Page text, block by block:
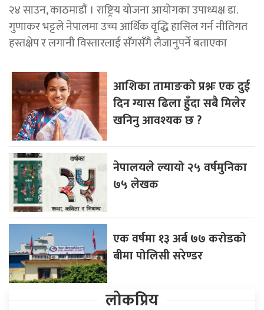
२४ साउन, काठमाडाैं । राष्ट्रिय योजना आयोगका उपाध्यक्ष डा.
गुणाकर भट्टले नेपालमा उच्च आर्थिक वृद्धि हासिल गर्न नीतिगत
हस्तक्षेप र लगानी विस्तारलाई सँगसँगै लैजानुपर्ने बताएका
आशिका तामाङको प्रश्नः एक दुई
दिन ग्यास ढिला हुँदा सबै मिलेर
खनिनु आवश्यक छ ?
नेपालयले ल्यायो २५ वर्षमुनिका
७५ लेखक
एक वर्षमा १३ अर्ब ७७ करोडको
बीमा पोलिसी सरेण्डर
लोकप्रिय